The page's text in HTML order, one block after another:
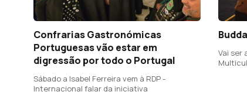
Confrarias Gastronómicas
Portuguesas vão estar em
digressão por todo o Portugal
Sábado a Isabel Ferreira vem à RDP -
Internacional falar da iniciativa
Vai ser